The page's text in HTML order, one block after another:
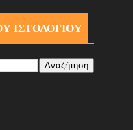
ΙΣΤΟΛΟΓΙΟΥ